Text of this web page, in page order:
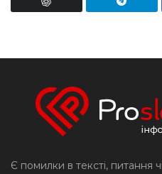
Є помилки в тексті, питання